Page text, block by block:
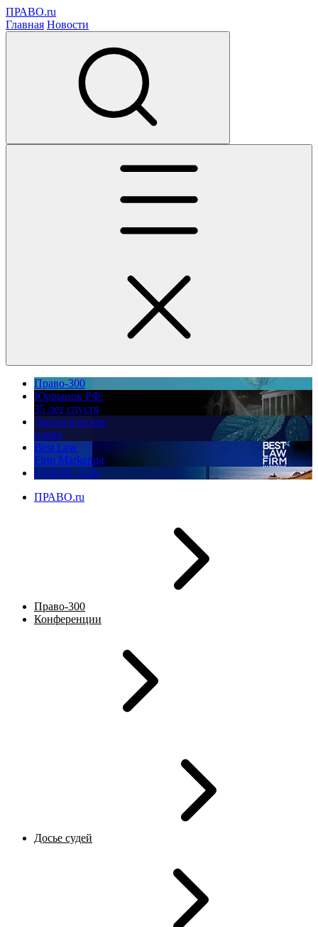
ПРАВО.ru
Главная Новости
Право-300
Юррынок РФ:
35 лет спустя
Экологическое
право
Best Law
Firm Marketing
ПМЮФ 2026
ПРАВО.ru
Право-300
Конференции
Досье судей